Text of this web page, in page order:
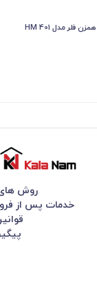
همزن فلر مدل HM 401
روش
خدمات پس از